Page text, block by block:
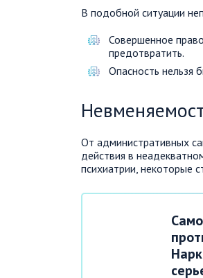
В подобной ситуации
Совершенное
предотвратить.
Опасность нельзя
От административных
действия в
психиатрии, некоторые